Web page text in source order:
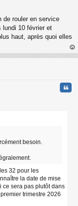
de rouler en service
lundi 10 février et
haut, après quoi elles
au
besoin.
32 pour les
la date de mise
ce sera pas plutôt dans
trimestre 2026